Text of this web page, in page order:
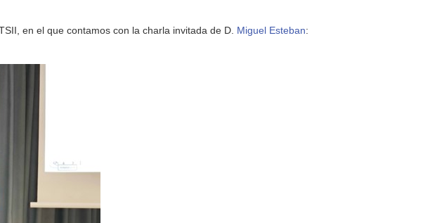
en el que contamos con la charla invitada de D. Miguel Esteban: